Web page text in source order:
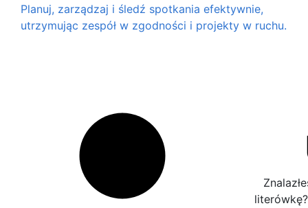
Planuj, zarządzaj i śledź spotkania efektywnie,
utrzymując zespół w zgodności i projekty w ruchu.